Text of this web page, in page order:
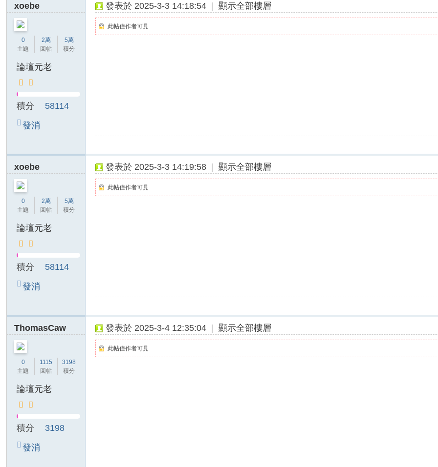
有
驚
喜
xoebe
0
主題
2萬
回帖
5萬
積分
論壇元老
積分
58114
發消
發表於 2025-3-3 14:18:54 顯示全部樓層
此帖僅作者可見
xoebe
0
主題
2萬
回帖
5萬
積分
論壇元老
積分
58114
發消
發表於 2025-3-3 14:19:58 顯示全部樓層
此帖僅作者可見
ThomasCaw
0
主題
1115
回帖
3198
積分
論壇元老
積分
3198
發消
發表於 2025-3-4 12:35:04 顯示全部樓層
此帖僅作者可見